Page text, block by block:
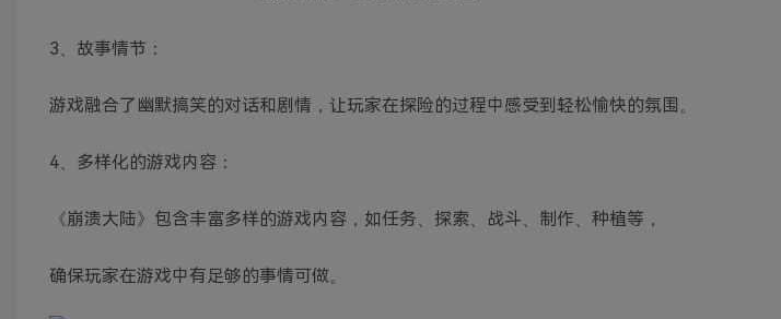
3、故事情节：
游戏融合了幽默搞笑的对话和剧情，让玩家在探险的过程中感受到轻松愉快的氛围。
4、多样化的游戏内容：
《崩溃大陆》包含丰富多样的游戏内容，如任务、探索、战斗、制作、种植等，
确保玩家在游戏中有足够的事情可做。